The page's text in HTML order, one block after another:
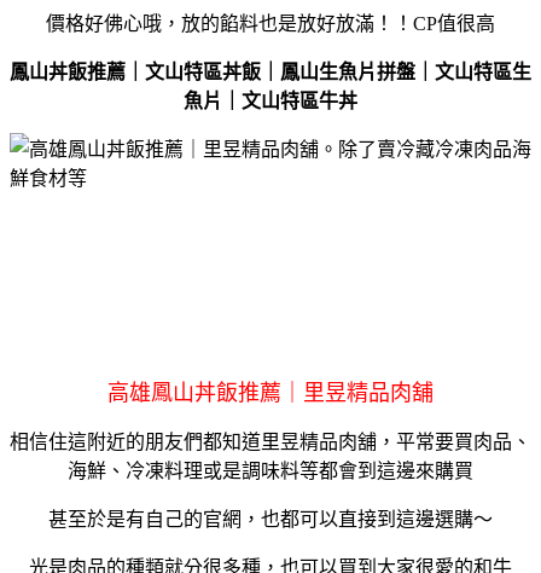
價格好佛心哦，放的餡料也是放好放滿！！CP值很高
鳳山丼飯推薦｜文山特區丼飯｜鳳山生魚片拼盤｜文山特區生
魚片｜文山特區牛丼
高雄鳳山丼飯推薦｜里昱精品肉舖
相信住這附近的朋友們都知道里昱精品肉舖，平常要買肉品、
海鮮、冷凍料理或是調味料等都會到這邊來購買
甚至於是有自己的官網，也都可以直接到這邊選購～
光是肉品的種類就分很多種，也可以買到大家很愛的和牛